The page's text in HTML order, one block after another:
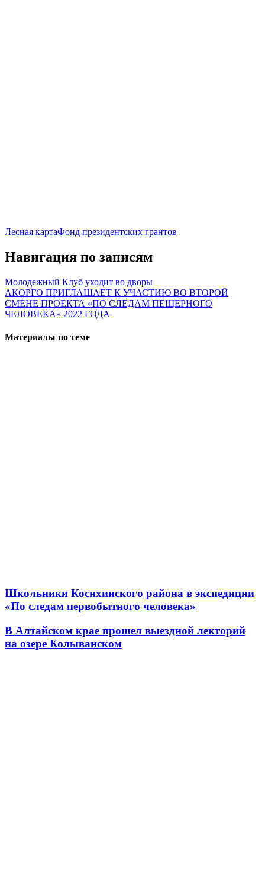
Лесная картаФонд президентских грантов
Навигация по записям
Молодежный Клуб уходит во дворы
АКОРГО ПРИГЛАШАЕТ К УЧАСТИЮ ВО ВТОРОЙ
СМЕНЕ ПРОЕКТА «ПО СЛЕДАМ ПЕЩЕРНОГО
ЧЕЛОВЕКА» 2022 ГОДА
Материалы по теме
Школьники Косихинского района в экспедиции
«По следам первобытного человека»
В Алтайском крае прошел выездной лекторий
на озере Колыванском